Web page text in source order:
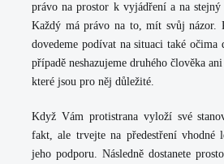
právo na prostor k vyjádření a na stejný
Každý má právo na to, mít svůj názor.
dovedeme podívat na situaci také očima
případě neshazujeme druhého člověka
které jsou pro něj důležité.
Když Vám protistrana vyloží své
fakt, ale trvejte na předestření vhodné
jeho podporu. Následně dostanete